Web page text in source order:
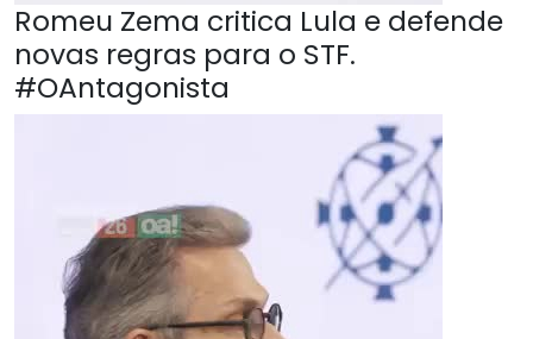
Romeu Zema critica Lula e defende
novas regras para o STF.
#OAntagonista